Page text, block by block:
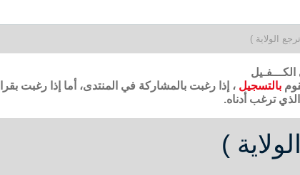
الولاية )
بالتسجيل ، إذا رغبت بالمشاركة في المنتدى، أما إذا رغبت
ترغب أدناه.
)